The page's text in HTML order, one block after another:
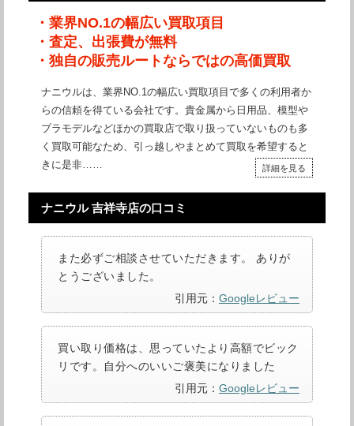
・業界NO.1の幅広い買取項目
・査定、出張費が無料
・独自の販売ルートならではの高価買取
ナニウルは、業界NO.1の幅広い買取項目で多くの利用者か
らの信頼を得ている会社です。貴金属から日用品、模型や
プラモデルなどほかの買取店で取り扱っていないものも多
く買取可能なため、引っ越しやまとめて買取を希望すると
きに是非……
詳細を見る
ナニウル 吉祥寺店の口コミ
また必ずご相談させていただきます。 ありが
とうございました。
引用元： Googleレビュー
買い取り価格は、思っていたより高額でビック
リです。自分へのいいご褒美になりました
引用元： Googleレビュー